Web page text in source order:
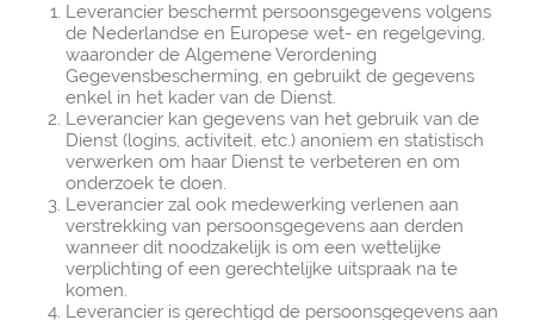
Leverancier beschermt persoonsgegevens volgens
de Nederlandse en Europese wet- en regelgeving,
waaronder de Algemene Verordening
Gegevensbescherming, en gebruikt de gegevens
enkel in het kader van de Dienst.
Leverancier kan gegevens van het gebruik van de
Dienst (logins, activiteit, etc.) anoniem en statistisch
verwerken om haar Dienst te verbeteren en om
onderzoek te doen.
Leverancier zal ook medewerking verlenen aan
verstrekking van persoonsgegevens aan derden
wanneer dit noodzakelijk is om een wettelijke
verplichting of een gerechtelijke uitspraak na te
komen.
Leverancier is gerechtigd de persoonsgegevens aan